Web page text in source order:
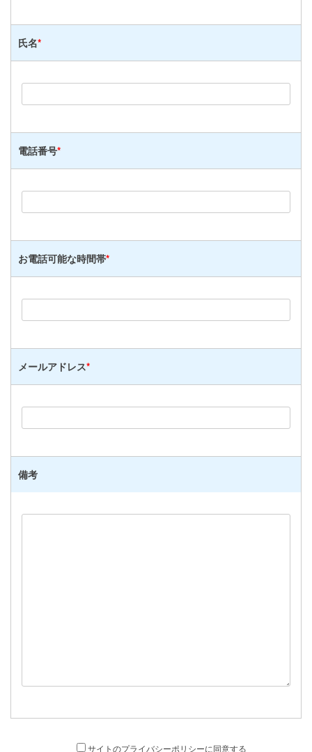
氏名*
電話番号*
お電話可能な時間帯*
メールアドレス*
備考
サイトのプライバシーポリシーに同意する